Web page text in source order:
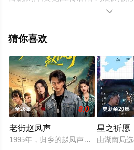
慧孜,尚铁龙,艾丽娅,翟小兴,金泽灏,
大结局剧情已揭晓（1-17全集），手
观看，更多剧情信息可移步至豆瓣
网等平台了解。

猜你喜欢
全26集 8.0
老街赵凤声
1995年，归乡的赵凤声因误会被老街
更新至20集
星之祈愿
由湖南局